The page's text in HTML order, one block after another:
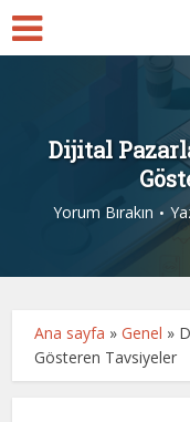
Dijital
Yorum Bırakın
Ana sayfa »Genel »
Gösteren Tavsiyeler